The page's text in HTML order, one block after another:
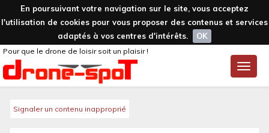
En poursuivant votre navigation sur le site, vous acceptez
l'utilisation de cookies pour vous proposer des contenus et services
adaptés à vos centres d'intérêts.
OK
Toggle
Pour que le drone de loisir soit un plaisir !
Signaler un contenu inapproprié